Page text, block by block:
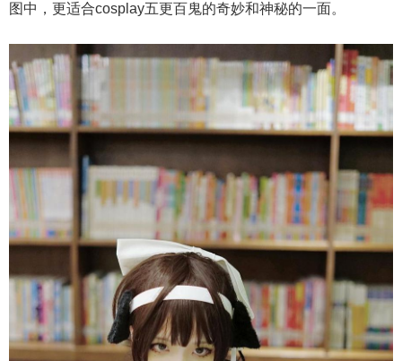
图中，更适合cosplay五更百鬼的奇妙和神秘的一面。